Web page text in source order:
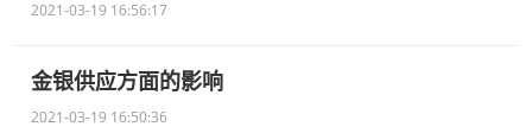
2021-03-19 16:56:17
金银供应方面的影响
2021-03-19 16:50:36